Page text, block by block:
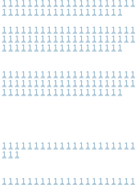
1 1 1 1 1 1 1 1 1 1 1 1 1 1 1 1 1 1 1 1 1
1 1 1 1 1 1 1 1 1 1 1 1 1 1 1 1 1 1 1
1 1 1 1 1 1 1 1 1 1 1 1 1 1 1 1 1 1 1 1 1
1 1 1 1 1 1 1 1 1 1 1 1 1 1 1 1 1 1 1 1 1
1 1 1 1 1 1 1 1 1 1 1 1 1 1 1 1 1 1 1
1 1 1 1 1 1 1 1 1 1 1 1 1 1 1 1 1 1 1 1 1
1 1 1 1 1 1 1 1 1 1 1 1 1 1 1 1 1 1 1 1 1
1 1 1 1 1 1 1 1 1 1 1 1 1 1 1 1 1 1 1
1 1 1 1 1 1 1 1 1 1 1 1 1 1 1 1 1 1 1 1 1
1 1 1
1 1 1 1 1 1 1 1 1 1 1 1 1 1 1 1 1 1 1 1 1